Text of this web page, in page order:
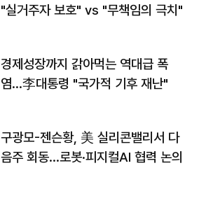
"실거주자 보호" vs "무책임의 극치"
경제성장까지 갉아먹는 역대급 폭
염…李대통령 "국가적 기후 재난"
구광모-젠슨황, 美 실리콘밸리서 다
음주 회동…로봇·피지컬AI 협력 논의